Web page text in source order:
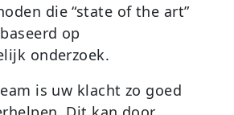
die “state of the art”
op
onderzoek.
is uw klacht zo goed